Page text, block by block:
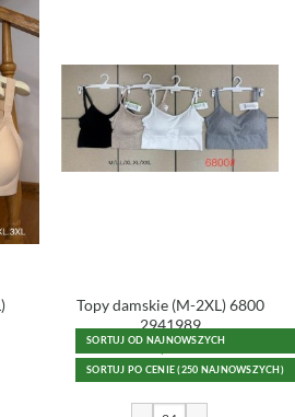
Topy damskie (M-2XL) 6800
2941989
15,50zł
Paczka 24
SORTUJ OD NAJNOWSZYCH
SORTUJ PO CENIE (250 NAJNOWSZYCH)